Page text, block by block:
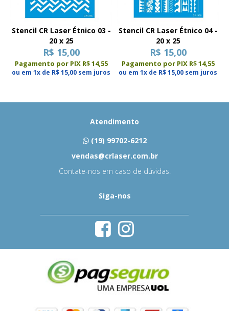
Stencil CR Laser Étnico 03 -
20 x 25
R$ 15,00
Pagamento por PIX R$ 14,55
ou em 1x de R$ 15,00 sem juros
Stencil CR Laser Étnico 04 -
20 x 25
R$ 15,00
Pagamento por PIX R$ 14,55
ou em 1x de R$ 15,00 sem juros
Atendimento
(19) 99702-6212
vendas@crlaser.com.br
Contate-nos em caso de dúvidas.
Siga-nos